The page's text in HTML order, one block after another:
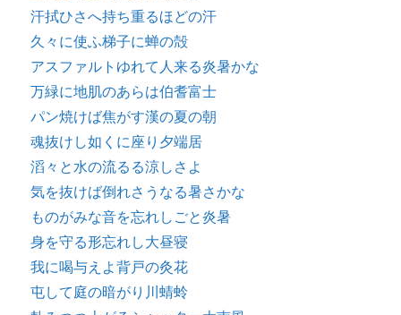
汗拭ひさへ持ち重るほどの汗
久々に使ふ梯子に蝉の殻
アスファルトゆれて人来る炎暑かな
万緑に地肌のあらは伯耆富士
パン焼けば焦がす漢の夏の朝
魂抜けし如くに座り夕端居
滔々と水の流るる涼しさよ
気を抜けば倒れさうなる暑さかな
ものがみな音を忘れしごと炎暑
身を守る形忘れし大昼寝
我に喝与えよ背戸の灸花
屯して庭の暗がり川蜻蛉